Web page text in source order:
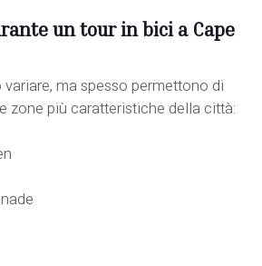
un tour in bici a Cape
ma spesso permettono di
zone più caratteristiche della città: